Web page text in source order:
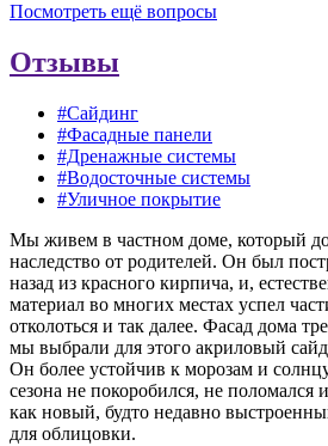
Посмотреть ещё вопросы
Отзывы
#Сайдинг
#Фасадные панели
#Дренажные системы
#Водосточные системы
#Уличное покрытие
Мы живем в частном доме, который
наследство от родителей. Он был
назад из красного кирпича, и,
материал во многих местах успел
отколоться и так далее. Фасад дома
мы выбрали для этого акриловый
Он более устойчив к морозам и
сезона не покоробился, не поломался
как новый, будто недавно
для облицовки.